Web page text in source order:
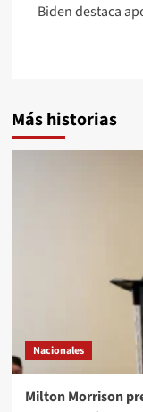
Biden destaca
Más historias
Nacionales
Milton Morrison